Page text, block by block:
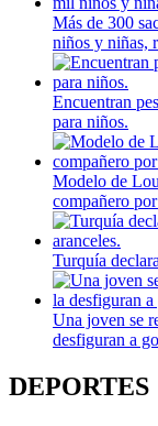
Más de 300
niños y niñas,
Encuentran
para niños.
Modelo de
compañero
Turquía
Una joven se
desfiguran a
DEPORTES